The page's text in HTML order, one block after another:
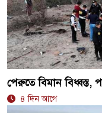
পেরুতে বিমান
৪ দিন আগে